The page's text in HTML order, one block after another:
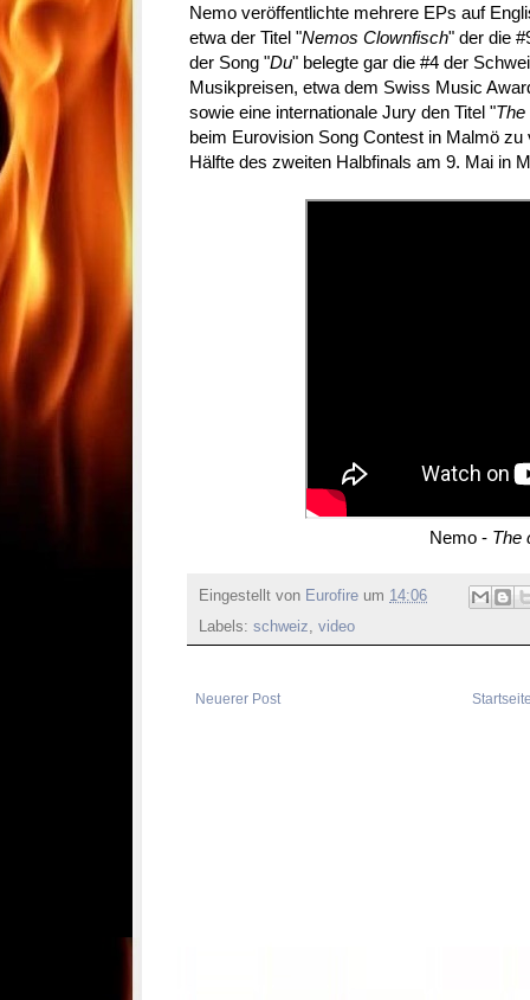
Nemo veröffentlichte mehrere EPs auf
etwa der Titel "Nemos Clownfisch" der die
der Song "Du" belegte gar die #4 der
Musikpreisen, etwa dem Swiss Music
sowie eine internationale Jury den Titel "The
beim Eurovision Song Contest in Malmö
Hälfte des zweiten Halbfinals am 9. Mai in
Nemo - The
Eingestellt von Eurofire um 14:06
Labels: schweiz, video
Neuerer Post